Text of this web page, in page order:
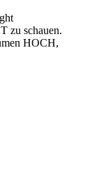
zu schauen.
HOCH,